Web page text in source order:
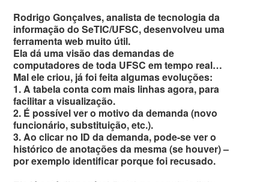
Rodrigo Gonçalves, analista de tecnologia da
informação do SeTIC/UFSC, desenvolveu uma
ferramenta web muito útil.
Ela dá uma visão das demandas de
computadores de toda UFSC em tempo real…
Mal ele criou, já foi feita algumas evoluções:
1. A tabela conta com mais linhas agora, para
facilitar a visualização.
2. É possível ver o motivo da demanda (novo
funcionário, substituição, etc.).
3. Ao clicar no ID da demanda, pode-se ver o
histórico de anotações da mesma (se houver) –
por exemplo identificar porque foi recusado.